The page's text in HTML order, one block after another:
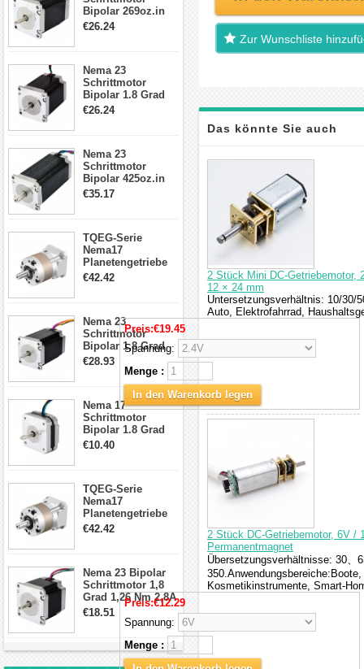
Bipolar 269oz.in
2,8A 57x57x76mm
€26.24
Nema 23
Schrittmotor
Bipolar 1.8 Grad
1.9Nm 3A 3.36V 4
€26.24
Nema 23
Schrittmotor
Bipolar 425oz.in
4.2A 57x57x114mm
€35.17
TQEG-Serie
Nema17
Planetengetriebe
5:1 Spiel 15Arc-
€42.42
Nema 23
Schrittmotor
Bipolar 1,8 Grad
2,83Nm 4 A 2,26V
CNC Hybrid-
Schrittmotor mit 8
Anschlüssen
€28.93
Nema 17
Schrittmotor
Bipolar 1.8 Grad
8.7Ncm 1A 3.5V 4
€10.40
TQEG-Serie
Nema17
Planetengetriebe
10:1 Spiel 15Arc-
€42.42
Nema 23 Bipolar
Schrittmotor 1,8
Grad 1,26 Nm 2,8A
2,5V 4 Drähte
23hs22-2804s
Schrittmotor
€18.51
Zur Wunschliste
Das könnte Sie auch
interessieren
2 Stück Mini DC-Getriebemotor,
12 × 24 mm
Untersetzungsverhältnis: 10/30/
Auto, Elektrofahrrad,
Preis:€19.45
Spannung:
Menge :
In den Warenkorb legen
2 Stück DC-Getriebemotor, 6V /
Permanentmagnet
Übersetzungsverhältnisse: 30、
Kosmetikinstrumente, Smart-
Preis:€12.29
Spannung:
Menge :